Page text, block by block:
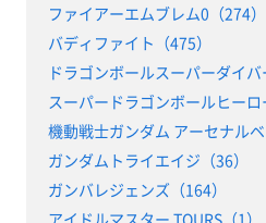
ファイアーエムブレム0（274）
バディファイト（475）
ドラゴンボールスーパーダイバ
スーパードラゴンボールヒーロ
機動戦士ガンダム アーセナルベ
ガンダムトライエイジ（36）
ガンバレジェンズ（164）
アイドルマスター TOURS（1）